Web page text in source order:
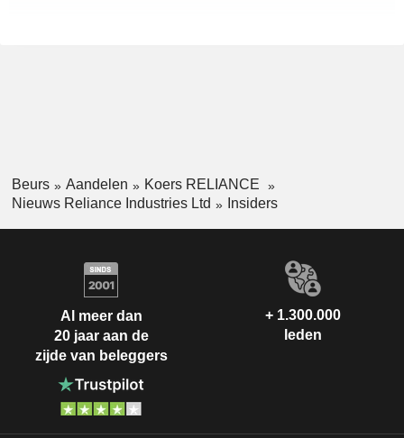
Beurs Aandelen
Koers RELIANCE
Nieuws Reliance Industries Ltd
Insiders
Al meer dan
20 jaar aan de
zijde van beleggers
+ 1.300.000
leden